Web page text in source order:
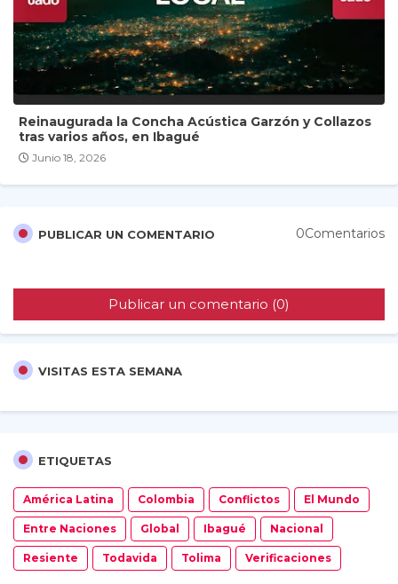
Reinaugurada la Concha Acústica Garzón y Collazos
tras varios años, en Ibagué
Junio 18, 2026
PUBLICAR UN COMENTARIO 0Comentarios
Publicar un comentario (0)
VISITAS ESTA SEMANA
ETIQUETAS
América Latina Colombia Conflictos El Mundo
Entre Naciones Global Ibagué Nacional
Resiente Todavida Tolima Verificaciones